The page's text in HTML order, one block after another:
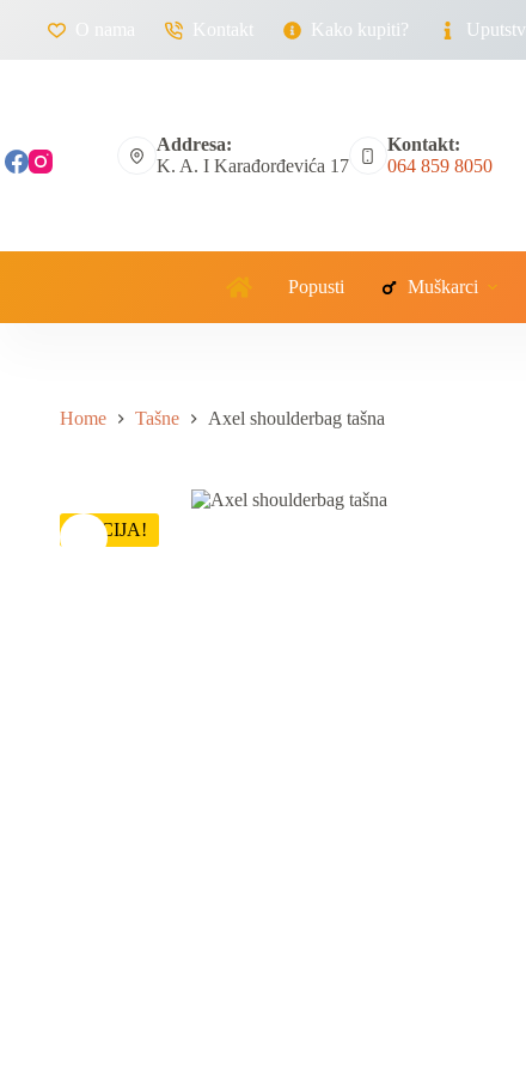
O nama Kontakt Kako kupiti?
Addresa:
K. A. I Karađorđevića 17
Kontakt:
064 859 8050
Popusti Muškarci
Home Tašne Axel shoulderbag tašna
AKCIJA!